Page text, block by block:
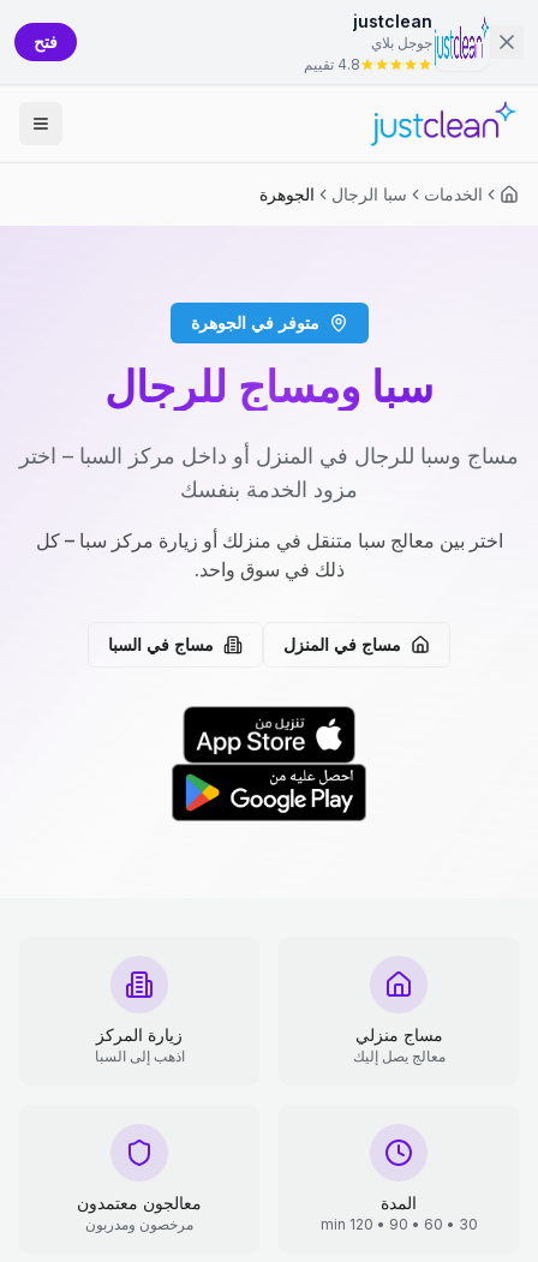
justclean
جوجل بلاي
4.8 تقييم
فتح
الخدمات سبا الرجال الجوهرة
متوفر في الجوهرة
سبا ومساج للرجال
مساج وسبا للرجال في المنزل أو داخل مركز السبا – اختر
مزود الخدمة بنفسك
اختر بين معالج سبا متنقل في منزلك أو زيارة مركز سبا – كل
ذلك في سوق واحد.
مساج في المنزل مساج في السبا
مساج منزلي
معالج يصل إليك
زيارة المركز
اذهب إلى السبا
المدة
30 • 60 • 90 • 120 min
معالجون معتمدون
مرخصون ومدربون